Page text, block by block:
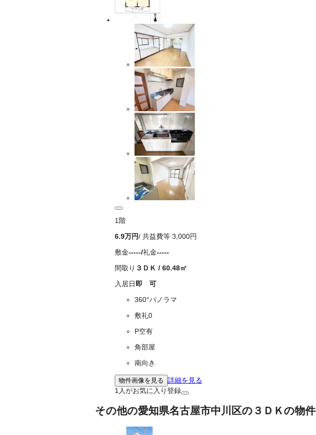
1 階
6.9万円/ 共益費等 3,000円
敷金-----/礼金-----
間取り ３ＤＫ / 60.48㎡
入居日 即 可
360°パノラマ
敷礼0
P空有
角部屋
南向き
物件画像を見る 詳細を見る
1 人がお気に入り登録
その他の愛知県名古屋市中川区の３ＤＫの物件